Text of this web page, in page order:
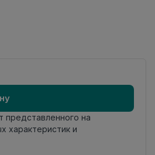
представленного на
характеристик и